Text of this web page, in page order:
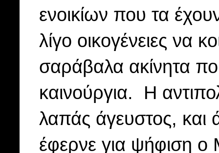
ενοικίων που τα
λίγο οικογένειες να
σαράβαλα ακίνητα
καινούργια. Η
λαπάς άγευστος, και
έφερνε για ψήφιση